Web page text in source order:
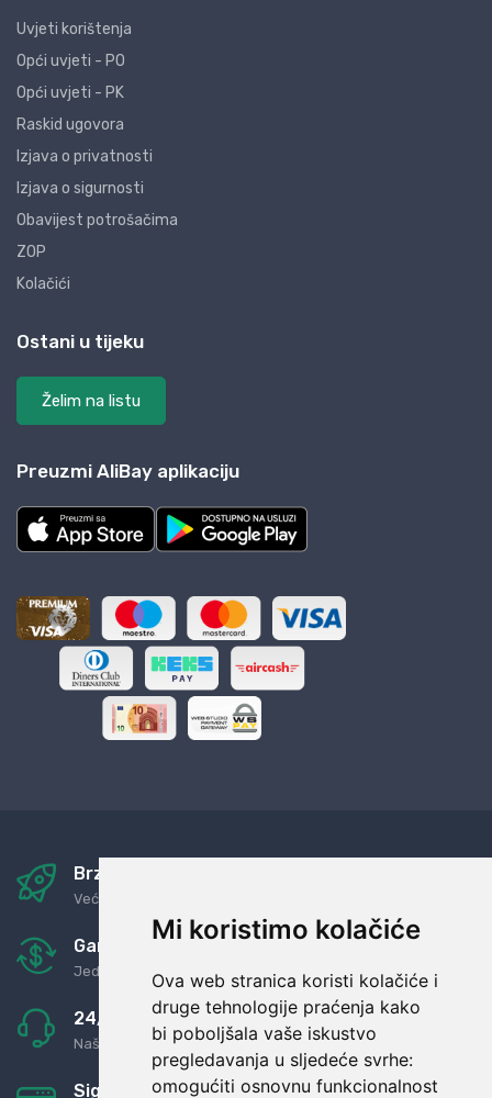
Mi koristimo kolačiće
Ova web stranica koristi kolačiće i
druge tehnologije praćenja kako
bi poboljšala vaše iskustvo
pregledavanja u sljedeće svrhe:
omogućiti osnovnu funkcionalnost
Uvjeti korištenja
Opći uvjeti - PO
Opći uvjeti - PK
Raskid ugovora
Izjava o privatnosti
Izjava o sigurnosti
Obavijest potrošačima
ZOP
Kolačići
Ostani u tijeku
Želim na listu
Preuzmi AliBay aplikaciju
Brza i sigurna dostava
Već za nekoliko dana kod vas
Garancija u povrat novaca
Jednostavno pravilo: Roba za novac
24/7 odlična podrška
Naši agenti uvijek na raspolaganju
Sigurno obročno plaćanje